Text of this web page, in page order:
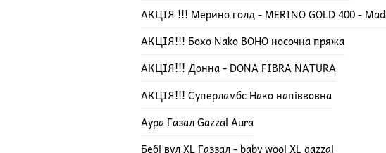
АКЦІЯ !!! Мерино голд - MERINO GOLD 400 -
АКЦІЯ!!! Бохо Nako BOHO носочна пряжа
АКЦІЯ!!! Донна - DONA FIBRA NATURA
АКЦІЯ!!! Суперламбс Нако напіввовна
Аура Газал Gazzal Aura
Бебі вул XL Газзал - baby wool XL gazzal